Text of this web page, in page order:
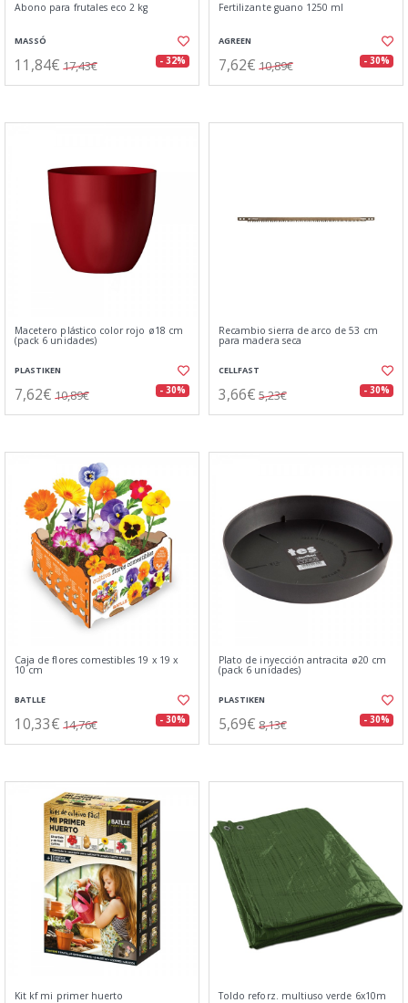
Abono para frutales eco 2 kg
MASSÓ
11,84€ 17,43€ - 32%
Fertilizante guano 1250 ml
AGREEN
7,62€ 10,89€ - 30%
Macetero plástico color rojo ø18 cm
(pack 6 unidades)
PLASTIKEN
7,62€ 10,89€ - 30%
Recambio sierra de arco de 53 cm
para madera seca
CELLFAST
3,66€ 5,23€ - 30%
Caja de flores comestibles 19 x 19 x
10 cm
BATLLE
10,33€ 14,76€ - 30%
Plato de inyección antracita ø20 cm
(pack 6 unidades)
PLASTIKEN
5,69€ 8,13€ - 30%
Kit kf mi primer huerto Toldo reforz. multiuso verde 6x10m